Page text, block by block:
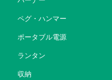
ペグ・ハンマー
ポータブル電源
ランタン
収納